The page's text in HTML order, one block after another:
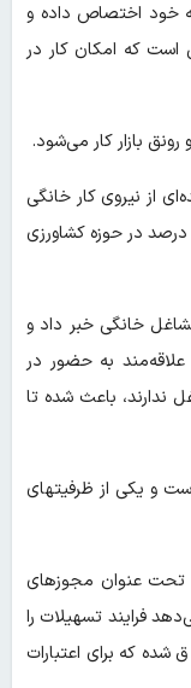
دنیا را به خود اختصاص داده و
که امکان کار در
بازار کار می‌شود.
و زنان با سهمی معادل ۸۰ درصد، بخش عمده‌ای از نیروی کار خانگی
را تشکیل می‌دهند. همچنین ۴۷ درصد مشاغل خانگی کشور در بخش صنعت، ۴۳ درصد در بخش خدمات و ۱۰ درصد در حوزه کشاورزی
کار از حضور ۹۰ درصدی زنان در حوزه مشاغل خانگی خبر داد و
به حضور در
ندارند، باعث شده تا
و یکی از ظرفیتهای
تحت عنوان مجوزهای
طرحی که ارائه می‌دهد فرایند تسهیلات را
که برای اعتبارات